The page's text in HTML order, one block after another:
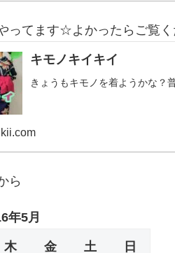
ってます☆よかったらご覧く
キモノキイキイ
きょうもキモノを着ようかな？
ら
年5月
木 金 土 日